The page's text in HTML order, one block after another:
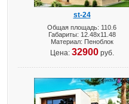
st-24
Общая площадь: 110.6
Габариты: 12.48х11.48
Материал: Пеноблок
Цена: 32900руб.